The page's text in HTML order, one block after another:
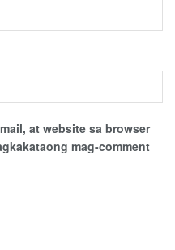
at website sa browser
mag-comment